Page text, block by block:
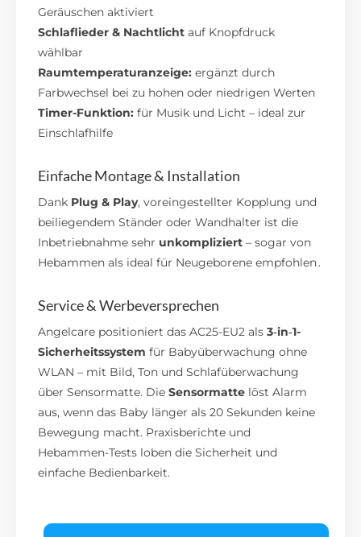
Geräuschen aktiviert
Schlaflieder & Nachtlicht auf Knopfdruck
wählbar
Raumtemperaturanzeige: ergänzt durch
Farbwechsel bei zu hohen oder niedrigen Werten
Timer-Funktion: für Musik und Licht – ideal zur
Einschlafhilfe
Einfache Montage & Installation
Dank Plug & Play, voreingestellter Kopplung und
beiliegendem Ständer oder Wandhalter ist die
Inbetriebnahme sehr unkompliziert – sogar von
Hebammen als ideal für Neugeborene empfohlen .
Service & Werbeversprechen
Angelcare positioniert das AC25-EU2 als3‑in‑1-
Sicherheitssystem für Babyüberwachung ohne
WLAN – mit Bild, Ton und Schlafüberwachung
über Sensormatte. DieSensormatte löst Alarm
aus, wenn das Baby länger als 20 Sekunden keine
Bewegung macht. Praxisberichte und
Hebammen-Tests loben die Sicherheit und
einfache Bedienbarkeit.